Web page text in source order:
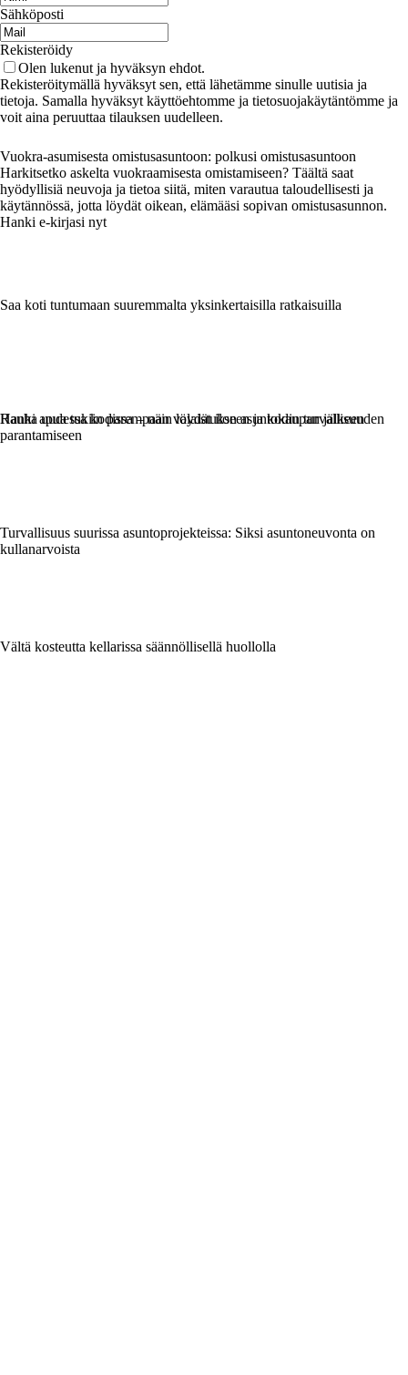
Sähköposti
Rekisteröidy
Olen lukenut ja hyväksyn ehdot.
Rekisteröitymällä hyväksyt sen, että lähetämme sinulle uutisia ja
tietoja. Samalla hyväksyt käyttöehtomme ja tietosuojakäytäntömme ja
voit aina peruuttaa tilauksen uudelleen.
Vuokra-asumisesta omistusasuntoon: polkusi omistusasuntoon
Harkitsetko askelta vuokraamisesta omistamiseen? Täältä saat
hyödyllisiä neuvoja ja tietoa siitä, miten varautua taloudellisesti ja
käytännössä, jotta löydät oikean, elämääsi sopivan omistusasunnon.
Hanki e-kirjasi nyt
Saa koti tuntumaan suuremmalta yksinkertaisilla ratkaisuilla
Rauha uudessa kodissa – näin löydät ilon asuntokaupan jälkeen
Turvallisuus suurissa asuntoprojekteissa: Siksi asuntoneuvonta on
kullanarvoista
Vältä kosteutta kellarissa säännöllisellä huollolla
Hanki apua tukiin parempaan valaistukseen ja kodin turvallisuuden
parantamiseen